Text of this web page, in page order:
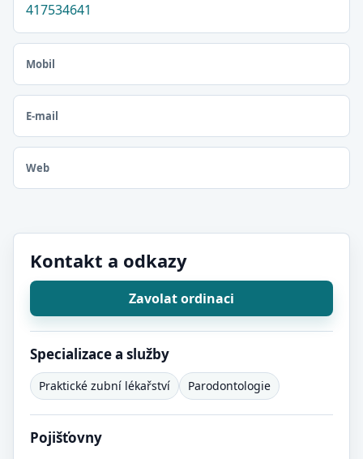
417534641
Mobil
E-mail
Web
Kontakt a odkazy
Zavolat ordinaci
Specializace a služby
Praktické zubní lékařství Parodontologie
Pojišťovny